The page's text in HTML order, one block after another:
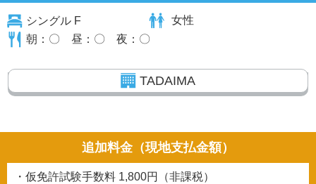
シングル F
女性
朝：〇 昼：〇 夜：〇
TADAIMA
追加料金（現地支払金額）
・仮免許試験手数料 1,800円（非課税）